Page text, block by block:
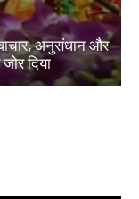
अनुसंधान और
दिया